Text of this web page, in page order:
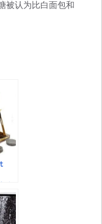
被认为比白面包和